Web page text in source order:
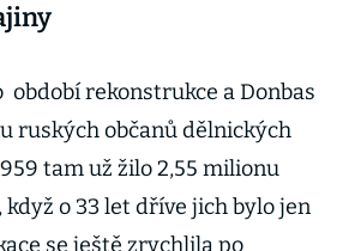
období rekonstrukce a Donbas
ruských občanů dělnických
tam už žilo 2,55 milionu
o 33 let dříve jich bylo jen
se ještě zrychlila po